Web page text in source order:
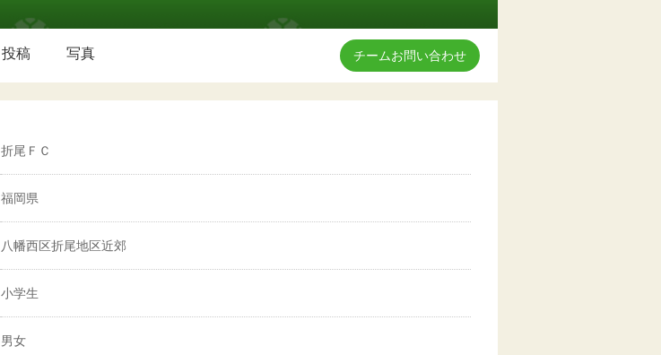
投稿 写真 チームお問い合わせ
折尾ＦＣ
福岡県
八幡西区折尾地区近郊
小学生
男女